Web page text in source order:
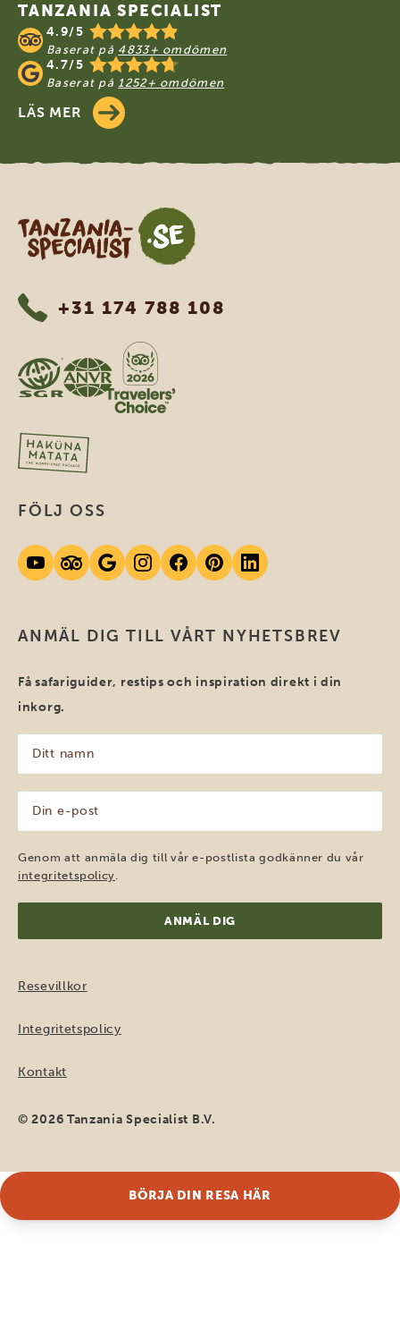
TANZANIA SPECIALIST
4.9/5
Baserat på 4833+ omdömen
4.7/5
Baserat på1252+ omdömen
LÄS MER
Tanzania Specialist
+31 174 788 108
ANMÄL DIG TILL VÅRT NYHETSBREV
Få safariguider, restips och inspiration direkt i din
inkorg.
namn
(Obligatoriskt)
post
(Obligatoriskt)
Genom att anmäla dig till vår e-postlista godkänner du vår
integritetspolicy.
FÖLJ OSS
Resevillkor
Integritetspolicy
Kontakt
© 2026 Tanzania Specialist B.V.
BÖRJA DIN RESA HÄR